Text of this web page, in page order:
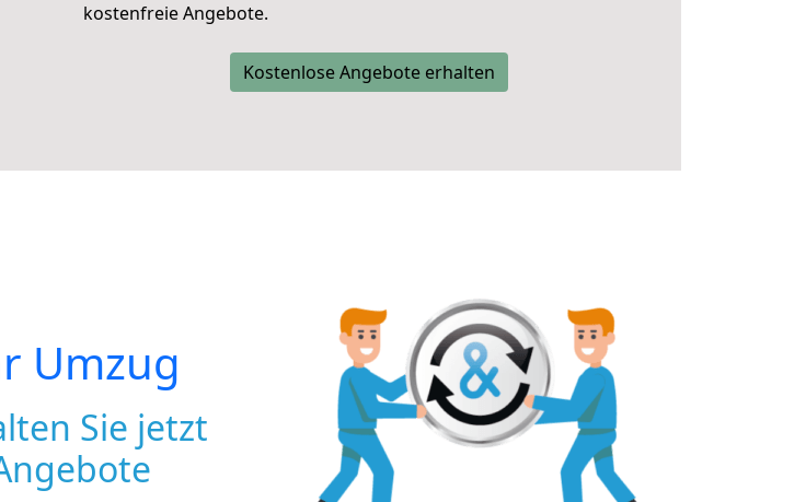
kostenfreie Angebote.
Kostenlose Angebote erhalten
Umzug
Sie jetzt